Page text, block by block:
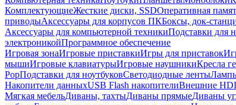
КомплектующиеЖесткие диски, SSDОперативная
приводыАксессуары для корпусов ПКБоксы, док-
Аксессуары для компьютерной техникиПодставки для
электроникойПрограммное обеспечение
Игровая зонаИгровые приставкиИгры для приставок
мышиИгровые клавиатурыИгровые наушникиКресла
PopПодставки для ноутбуковСветодиодные ленты
Накопители данныхUSB Flash накопителиВнешние
Мягкая мебельДиваны, тахтыДиваны прямыеДиваны